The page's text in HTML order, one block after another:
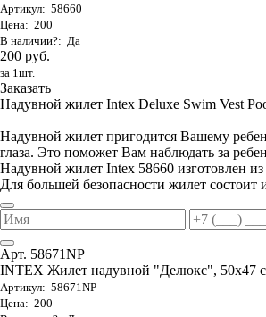
Артикул: 58660
Цена: 200
В наличии?: Да
200 руб.
за 1шт.
Заказать
Надувной жилет Intex Deluxe Swim Vest
Надувной жилет пригодится Вашему
глаза. Это поможет Вам наблюдать за
Надувной жилет Intex 58660 изготовлен
Для большей безопасности жилет
Арт. 58671NP
INTEX Жилет надувной "Делюкс", 50х47
Артикул: 58671NP
Цена: 200